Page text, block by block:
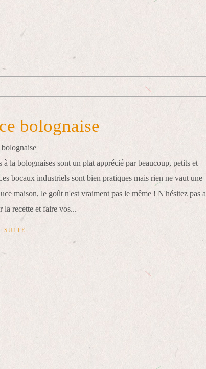
bolognaise
à la bolognaises sont un plat apprécié par beaucoup, petits et
bocaux industriels sont bien pratiques mais rien ne vaut une
maison, le goût n'est vraiment pas le même ! N'hésitez pas a
la recette et faire vos...
SUITE